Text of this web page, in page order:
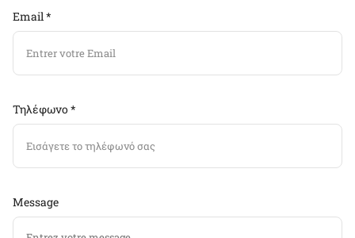
Email *
Τηλέφωνο *
Message